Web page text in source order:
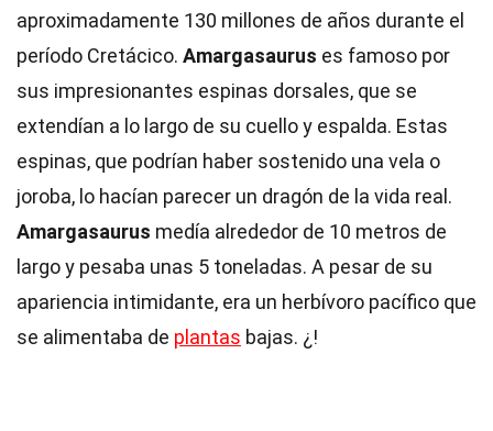
aproximadamente 130 millones de años durante el
período Cretácico. Amargasaurus es famoso por
sus impresionantes espinas dorsales, que se
extendían a lo largo de su cuello y espalda. Estas
espinas, que podrían haber sostenido una vela o
joroba, lo hacían parecer un dragón de la vida real.
Amargasaurus medía alrededor de 10 metros de
largo y pesaba unas 5 toneladas. A pesar de su
apariencia intimidante, era un herbívoro pacífico que
se alimentaba de plantas bajas. ¿!